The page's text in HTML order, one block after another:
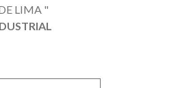
LIMA "